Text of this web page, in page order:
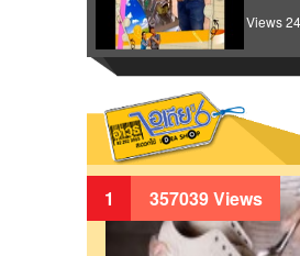
Views
1 357039 Views